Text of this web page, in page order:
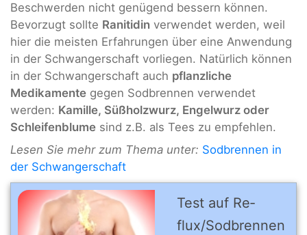
Beschwerden nicht genügend bessern können.
Bevorzugt sollte Ranitidin verwendet werden, weil
hier die meisten Erfahrungen über eine Anwendung
in der Schwangerschaft vorliegen. Natürlich können
in der Schwangerschaft auch pflanzliche
Medikamente gegen Sodbrennen verwendet
werden: Kamille, Süßholzwurz, Engelwurz oder
Schleifenblume sind z.B. als Tees zu empfehlen.
Lesen Sie mehr zum Thema unter: Sodbrennen in
der Schwangerschaft
Test auf Re­
flux/Sod­bren­nen